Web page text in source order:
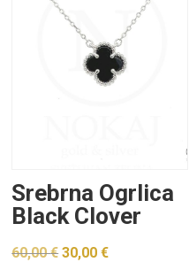
Srebrna Ogrlica
Black Clover
60,00€ Izvorna
30,00€